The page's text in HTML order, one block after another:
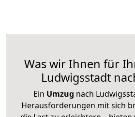
Was wir Ihnen für
Ludwigsstadt
Ein Umzug nach
Herausforderungen mit sich